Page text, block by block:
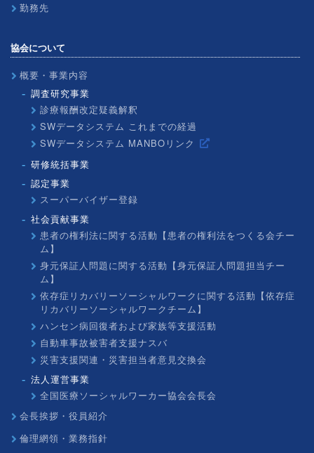
勤務先
協会について
概要・事業内容
調査研究事業
診療報酬改定疑義解釈
SWデータシステム これまでの経過
SWデータシステム MANBOリンク
研修統括事業
認定事業
スーパーバイザー登録
社会貢献事業
患者の権利法に関する活動【患者の権利法をつくる会チー
ム】
身元保証人問題に関する活動【身元保証人問題担当チー
ム】
依存症リカバリーソーシャルワークに関する活動【依存症
リカバリーソーシャルワークチーム】
ハンセン病回復者および家族等支援活動
自動車事故被害者支援ナスバ
災害支援関連・災害担当者意見交換会
法人運営事業
全国医療ソーシャルワーカー協会会長会
会長挨拶・役員紹介
倫理網領・業務指針